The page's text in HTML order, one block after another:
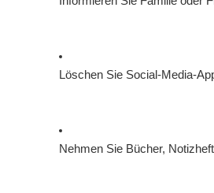
Löschen Sie Social-Media-
Nehmen Sie Bücher,